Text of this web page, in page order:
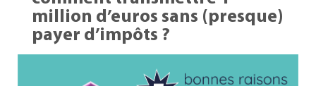
million d’euros sans (presque)
payer d’impôts ?